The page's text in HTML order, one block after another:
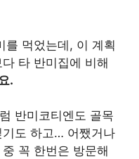
를 먹었는데, 이 계획
타 반미집에 비해
​​.
반미코티엔도 골목
기도 하고… 어쨌거나
꼭 한번은 방문해